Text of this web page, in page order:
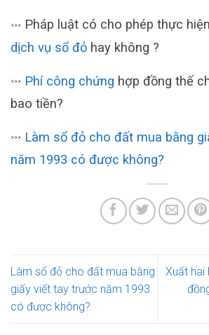
>>>
Pháp luật có cho phép thực
dịch vụ sổ đỏ hay không ?
>>> Phí công chứng hợp đồng thế
bao tiền?
>>>
Làm sổ đỏ cho đất mua bằng
năm 1993 có được không?
Làm sổ đỏ cho đất mua bằng
giấy viết tay trước năm 1993
có được không?
Xuất hai